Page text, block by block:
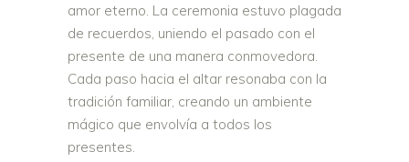
amor eterno. La ceremonia estuvo plagada
de recuerdos, uniendo el pasado con el
presente de una manera conmovedora.
Cada paso hacia el altar resonaba con la
tradición familiar, creando un ambiente
mágico que envolvía a todos los
presentes.